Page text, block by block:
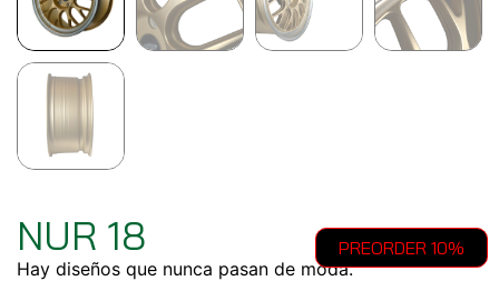
NUR 18
PREORDER 10%
Hay diseños que nunca pasan de moda.